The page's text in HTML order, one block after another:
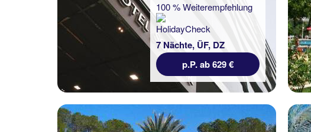
100 % Weiterempfehlung
7 Nächte, ÜF, DZ
p.P. ab 629 €